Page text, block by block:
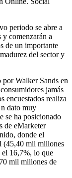
periodo se abre a
y comenzarán a
de un importante
del sector y
Walker Sands en
jamás
encuestados realiza
dato muy
se ha posicionado
de eMarketer
donde el
(45,40 mil millones
el 16,7%, lo que
mil millones de